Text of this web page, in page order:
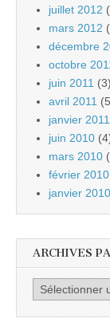
juillet 2012
mars 2012
décembre
octobre
juin 2011 (3)
avril 2011
janvier 2011
juin 2010
mars 2010
février 2010
janvier 2010
ARCHIVES
Archives